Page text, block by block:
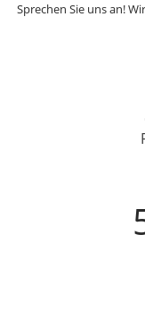
Sprechen Sie uns an!